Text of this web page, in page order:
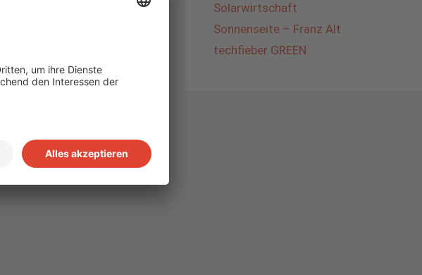
Solarwirtschaft
Sonnenseite – Franz Alt
techfieber GREEN